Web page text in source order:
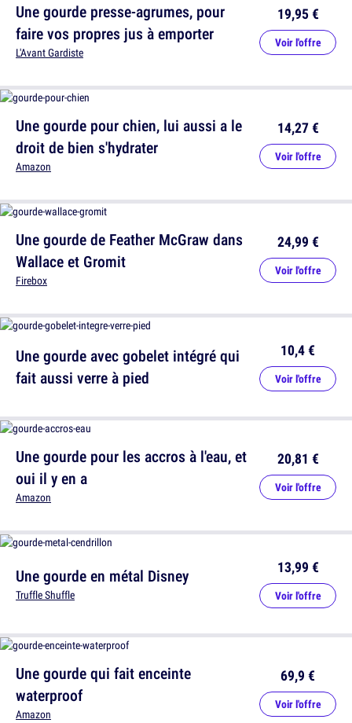
Une gourde presse-agrumes, pour
faire vos propres jus à emporter
L'Avant Gardiste
19,95 €
Voir l'offre
Une gourde de Feather McGraw dans
Wallace et Gromit
Firebox
24,99 €
Voir l'offre
Une gourde pour les accros à l'eau, et
oui il y en a
Amazon
20,81 €
Voir l'offre
Une gourde qui fait enceinte
waterproof
Amazon
69,9 €
Voir l'offre
Une gourde pour chien, lui aussi a le
droit de bien s'hydrater
Amazon
14,27 €
Voir l'offre
Une gourde avec gobelet intégré qui
fait aussi verre à pied
10,4 €
Voir l'offre
Une gourde en métal Disney
Truffle Shuffle
13,99 €
Voir l'offre